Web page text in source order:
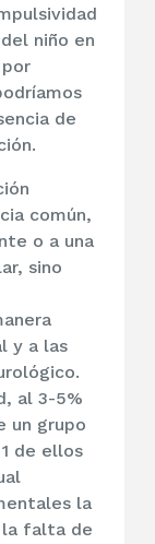
niño en
de
común,
o a una
sino
y a las
al 3-5%
un grupo
de ellos
la
la falta de